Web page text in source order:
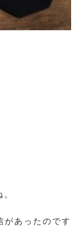
があったのです